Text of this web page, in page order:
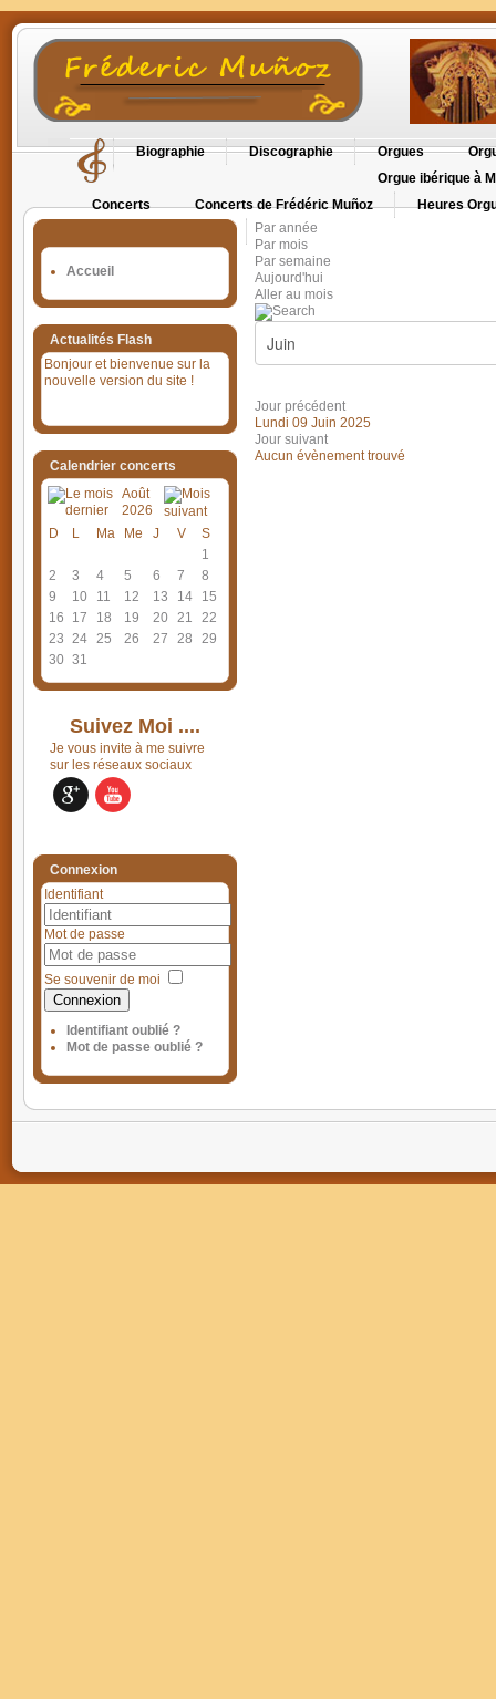
Biographie Discographie Orgues
Orgue ibérique à
Concerts
Concerts de Frédéric Muñoz
Heures
Accueil
Actualités Flash
Bonjour et bienvenue sur la
nouvelle version du site !
Calendrier concerts
Août
2026
D
L Ma Me J V
S
1
2
3 4 5 6 7
8
9
10 11 12 13 14
15
16
17 18 19 20 21
22
23 24 25 26 27 28
29
30 31
Suivez Moi ....
Je vous invite à me suivre
sur les réseaux sociaux
Connexion
Identifiant
Mot de passe
Se souvenir de moi
Connexion
Identifiant oublié ?
Mot de passe oublié ?
Par année
Par mois
Par semaine
Aujourd'hui
Aller au mois
Jour précédent
Lundi 09 Juin 2025
Jour suivant
Aucun évènement trouvé